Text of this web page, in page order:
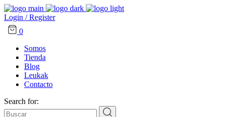
Login / Register
0
Somos
Tienda
Blog
Leukak
Contacto
Search for: